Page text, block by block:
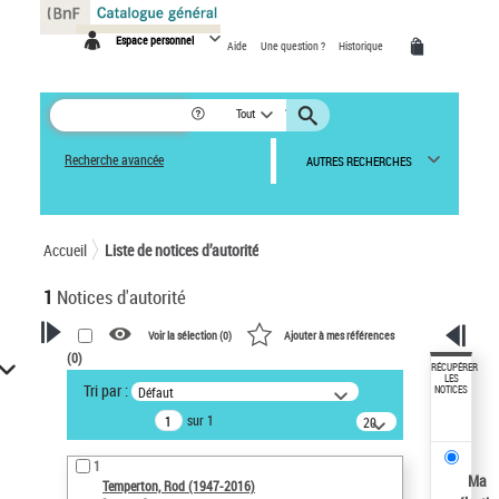
Espace personnel Aide Une question ? Historique
Tout
Recherche avancée AUTRES RECHERCHES
Accueil Liste de notices d’autorité
1 Notices d'autorité
VOTRE RECHERCHE
Recherche avancée dans les
notices d’autorité
Œuvres liées à l'auteur :
Temperton, Rod (1947-2016)
Voir la sélection (0) Ajouter à mes références
(0)
Tri par : Défaut
sur 1
20
résultats/page
1
Temperton, Rod (1947-2016)
RÉCUPÉRER
LES
NOTICES
Ma
Panneau de gestion des cookies